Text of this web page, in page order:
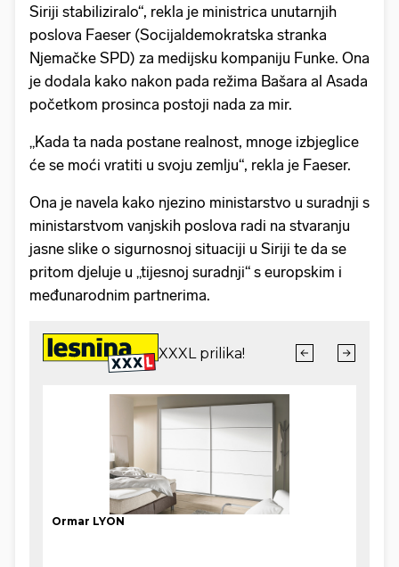
Siriji stabiliziralo“, rekla je ministrica unutarnjih
poslova Faeser (Socijaldemokratska stranka
Njemačke SPD) za medijsku kompaniju Funke. Ona
je dodala kako nakon pada režima Bašara al Asada
početkom prosinca postoji nada za mir.
„Kada ta nada postane realnost, mnoge izbjeglice
će se moći vratiti u svoju zemlju“, rekla je Faeser.
Ona je navela kako njezino ministarstvo u suradnji s
ministarstvom vanjskih poslova radi na stvaranju
jasne slike o sigurnosnoj situaciji u Siriji te da se
pritom djeluje u „tijesnoj suradnji“ s europskim i
međunarodnim partnerima.